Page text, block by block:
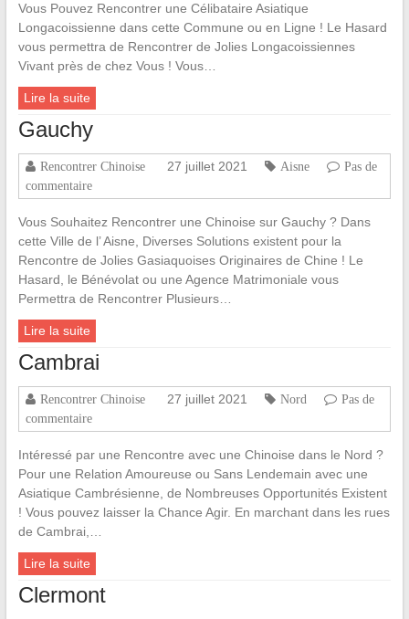
Vous Pouvez Rencontrer une Célibataire Asiatique
Longacoissienne dans cette Commune ou en Ligne ! Le Hasard
vous permettra de Rencontrer de Jolies Longacoissiennes
Vivant près de chez Vous ! Vous…
Lire la suite
Gauchy
Rencontrer Chinoise 27 juillet 2021 Aisne
Pas de
commentaire
Vous Souhaitez Rencontrer une Chinoise sur Gauchy ? Dans
cette Ville de l’ Aisne, Diverses Solutions existent pour la
Rencontre de Jolies Gasiaquoises Originaires de Chine ! Le
Hasard, le Bénévolat ou une Agence Matrimoniale vous
Permettra de Rencontrer Plusieurs…
Lire la suite
Cambrai
Rencontrer Chinoise 27 juillet 2021 Nord
Pas de
commentaire
Intéressé par une Rencontre avec une Chinoise dans le Nord ?
Pour une Relation Amoureuse ou Sans Lendemain avec une
Asiatique Cambrésienne, de Nombreuses Opportunités Existent
! Vous pouvez laisser la Chance Agir. En marchant dans les rues
de Cambrai,…
Lire la suite
Clermont